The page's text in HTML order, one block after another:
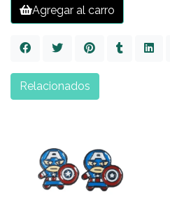
Agregar al carro
Relacionados